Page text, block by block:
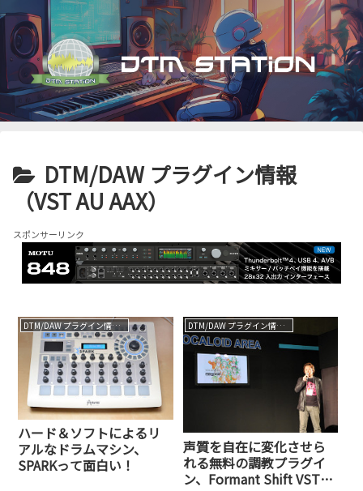
DTM/DAW プラグイン情報
（VST AU AAX）
スポンサーリンク
DTM/DAW プラグイン情報（VST AU AAX）
ハード＆ソフトによるリ
アルなドラムマシン、
SPARKって面白い！
DTM/DAW プラグイン情報（VST AU AAX）
声質を自在に変化させら
れる無料の調教プラグイ
ン、Formant Shift VSTを